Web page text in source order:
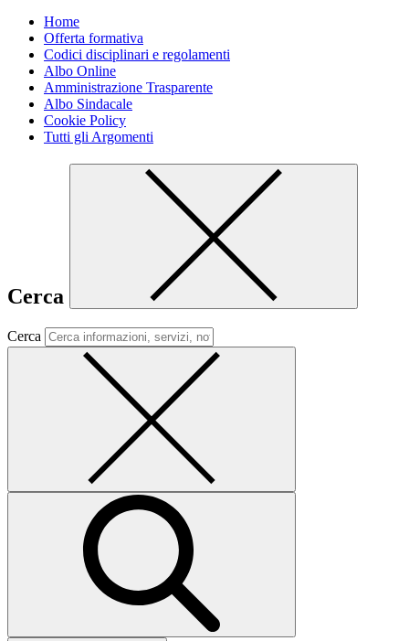
Home
Offerta formativa
Codici disciplinari e regolamenti
Albo Online
Amministrazione Trasparente
Albo Sindacale
Cookie Policy
Tutti gli Argomenti
Cerca
Cerca